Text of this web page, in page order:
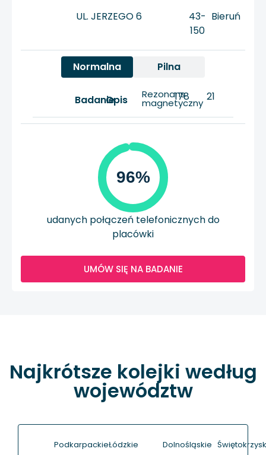
UL. JERZEGO 6
43-
150
Bieruń
Normalna Pilna
BadanieOpis Rezonans
magnetyczny
178 21
96%
udanych połączeń telefonicznych do
placówki
UMÓW SIĘ NA BADANIE
Najkrótsze kolejki według
województw
PodkarpackieŁódzkie
Dolnośląskie